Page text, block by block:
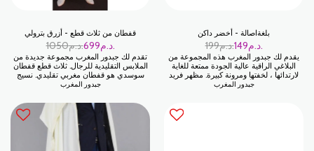
بلغةاصالة - أخضر داكن
199 د.م.149 د.م.
يقدم لك جبدور المغرب هذه المجموعة من
البلاغي الراقية عالية الجودة ممتعة للغاية
لارتدائها ، لخفتها ومرونة كبيرة. مظهر فريد
بألوان جميلة.
جبدور المغرب
قفطان من ثلاث قطع - أزرق بترولي
1050 د.م.699 د.م.
تقدم لك جبدور المغرب مجموعة جديدة من
الملابس التقليدية للرجال. ثلاث قطع قفطان
سوسدي هو قفطان مغربي تقليدي. نسيج
سوسدي
جبدور المغرب